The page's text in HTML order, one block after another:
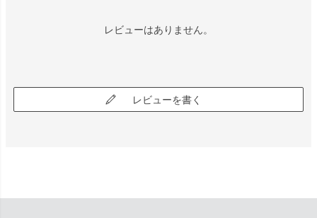
レビューはありません。
レビューを書く